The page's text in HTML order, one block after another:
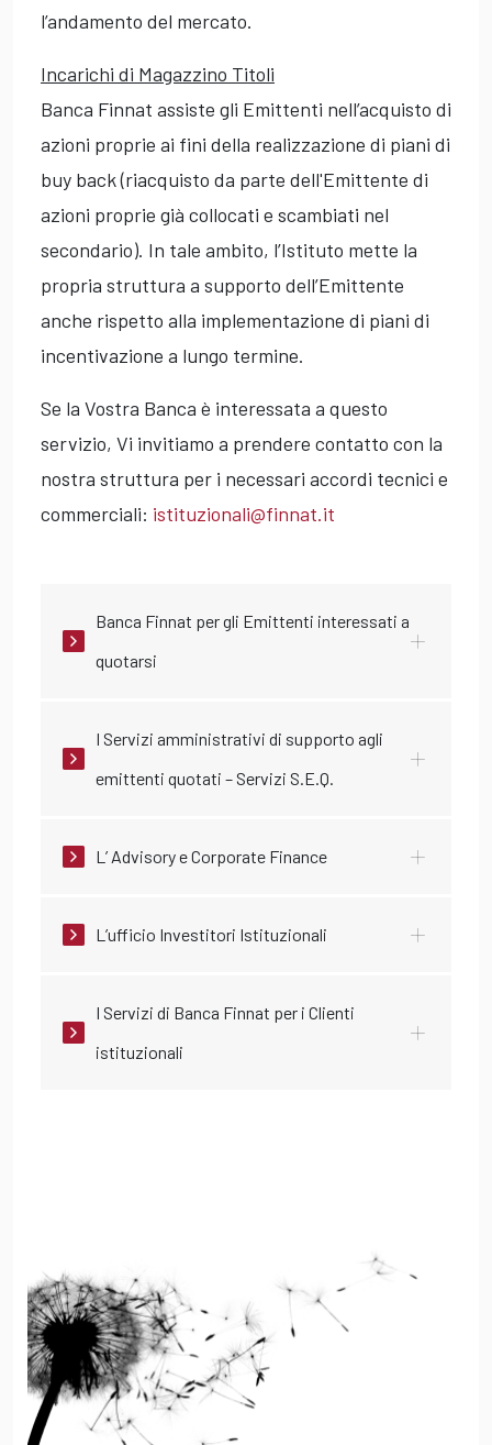
l’andamento del mercato.
Incarichi di Magazzino Titoli
Banca Finnat assiste gli Emittenti nell’acquisto di
azioni proprie ai fini della realizzazione di piani di
buy back (riacquisto da parte dell'Emittente di
azioni proprie già collocati e scambiati nel
secondario). In tale ambito, l’Istituto mette la
propria struttura a supporto dell’Emittente
anche rispetto alla implementazione di piani di
incentivazione a lungo termine.
Se la Vostra Banca è interessata a questo
servizio, Vi invitiamo a prendere contatto con la
nostra struttura per i necessari accordi tecnici e
commerciali: istituzionali@finnat.it
Banca Finnat per gli Emittenti interessati a
quotarsi
I Servizi amministrativi di supporto agli
emittenti quotati – Servizi S.E.Q.
L’ Advisory e Corporate Finance
L’ufficio Investitori Istituzionali
I Servizi di Banca Finnat per i Clienti
istituzionali